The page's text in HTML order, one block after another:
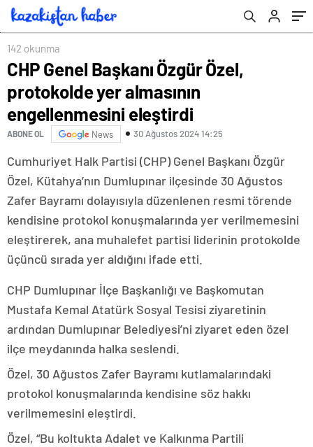
142 okunma
CHP Genel Başkanı Özgür Özel,
protokolde yer almasının
engellenmesini eleştirdi
ABONE OL News 30 Ağustos 2024 14:25
Cumhuriyet Halk Partisi (CHP) Genel Başkanı Özgür
Özel, Kütahya’nın Dumlupınar ilçesinde 30 Ağustos
Zafer Bayramı dolayısıyla düzenlenen resmi törende
kendisine protokol konuşmalarında yer verilmemesini
eleştirerek, ana muhalefet partisi liderinin protokolde
üçüncü sırada yer aldığını ifade etti.
CHP Dumlupınar İlçe Başkanlığı ve Başkomutan
Mustafa Kemal Atatürk Sosyal Tesisi ziyaretinin
ardından Dumlupınar Belediyesi’ni ziyaret eden özel
ilçe meydanında halka seslendi.
Özel, 30 Ağustos Zafer Bayramı kutlamalarındaki
protokol konuşmalarında kendisine söz hakkı
verilmemesini eleştirdi.
Özel, “Bu koltukta Adalet ve Kalkınma Partili